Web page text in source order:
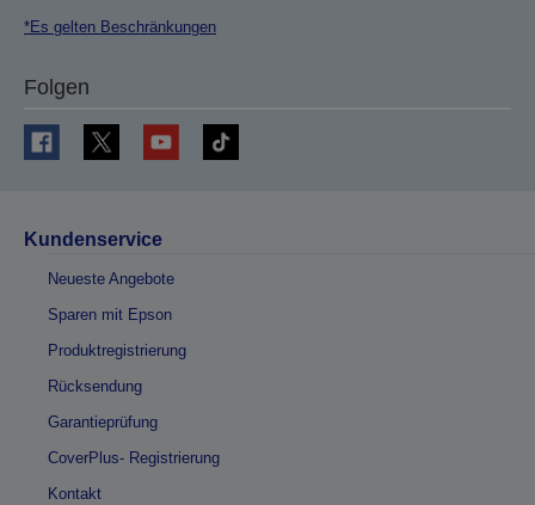
*Es gelten Beschränkungen
Folgen
Kundenservice
Neueste Angebote
Sparen mit Epson
Produktregistrierung
Rücksendung
Garantieprüfung
CoverPlus- Registrierung
Kontakt